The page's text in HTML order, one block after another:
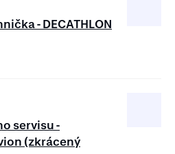
- DECATHLON
servisu -
(zkrácený